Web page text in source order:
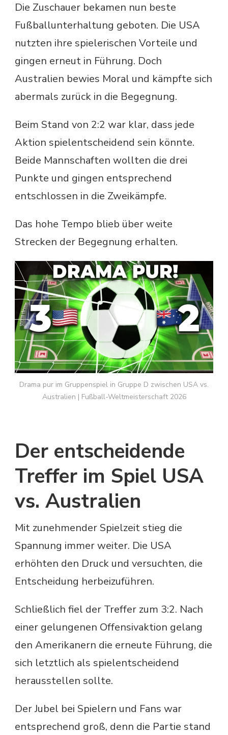
Die Zuschauer bekamen nun beste
Fußballunterhaltung geboten. Die USA
nutzten ihre spielerischen Vorteile und
gingen erneut in Führung. Doch
Australien bewies Moral und kämpfte sich
abermals zurück in die Begegnung.
Beim Stand von 2:2 war klar, dass jede
Aktion spielentscheidend sein könnte.
Beide Mannschaften wollten die drei
Punkte und gingen entsprechend
entschlossen in die Zweikämpfe.
Das hohe Tempo blieb über weite
Strecken der Begegnung erhalten.
Drama pur im Gruppenspiel in Gruppe D zwischen USA vs.
Australien | Fußball-Weltmeisterschaft 2026
Der entscheidende
Treffer im Spiel USA
vs. Australien
Mit zunehmender Spielzeit stieg die
Spannung immer weiter. Die USA
erhöhten den Druck und versuchten, die
Entscheidung herbeizuführen.
Schließlich fiel der Treffer zum 3:2. Nach
einer gelungenen Offensivaktion gelang
den Amerikanern die erneute Führung, die
sich letztlich als spielentscheidend
herausstellen sollte.
Der Jubel bei Spielern und Fans war
entsprechend groß, denn die Partie stand